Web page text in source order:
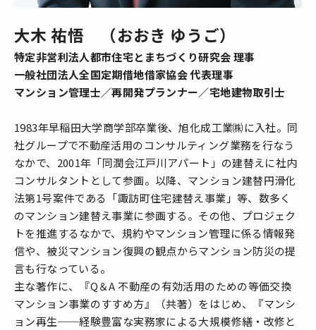
大木 祐悟 （おおき ゆうご）
特定非営利法人都市住宅とまちづくり研究会 理事
一般社団法人全国定期借地借家協会 代表理事
マンション管理士／再開発プランナー／宅地建物取引士
1983年早稲田大学商学部卒業後、旭化成工業㈱に入社。同
社グループで不動産活用のコンサルティング業務を行なう
なかで、2001年「同潤会江戸川アパート」の建替えに社内
コンサルタントとして参画。以降、マンション建替円滑化
法第1号案件である「諏訪町住宅建替え事業」等、数多く
のマンション建替え事業に参画する。その他、プロジェク
トを推進するなかで、規約やマンション管理に係る情報発
信や、被災マンション復興の観点からマンション防災の提
言も行なっている。
主な著作に、『Q＆A 不動産の有効活用のための等価交換
マンション事業のすすめ方』（共著）をはじめ、『マンシ
ョン再生──経験豊富な実務家による大規模修繕・改修と